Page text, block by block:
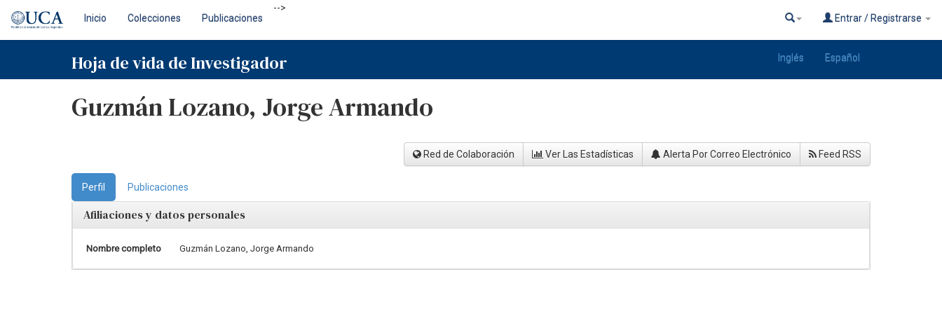
navigation
Inicio Colecciones Publicaciones
-->
Entrar / Registrarse
Hoja de vida de Investigador Inglés Español
Guzmán Lozano, Jorge Armando
Red de Colaboración Ver Las Estadísticas Alerta Por Correo Electrónico Feed RSS
Perfil Publicaciones
Afiliaciones y datos personales
Nombre completo Guzmán Lozano, Jorge Armando